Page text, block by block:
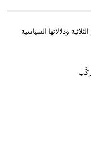
ودلالاتها السياسية